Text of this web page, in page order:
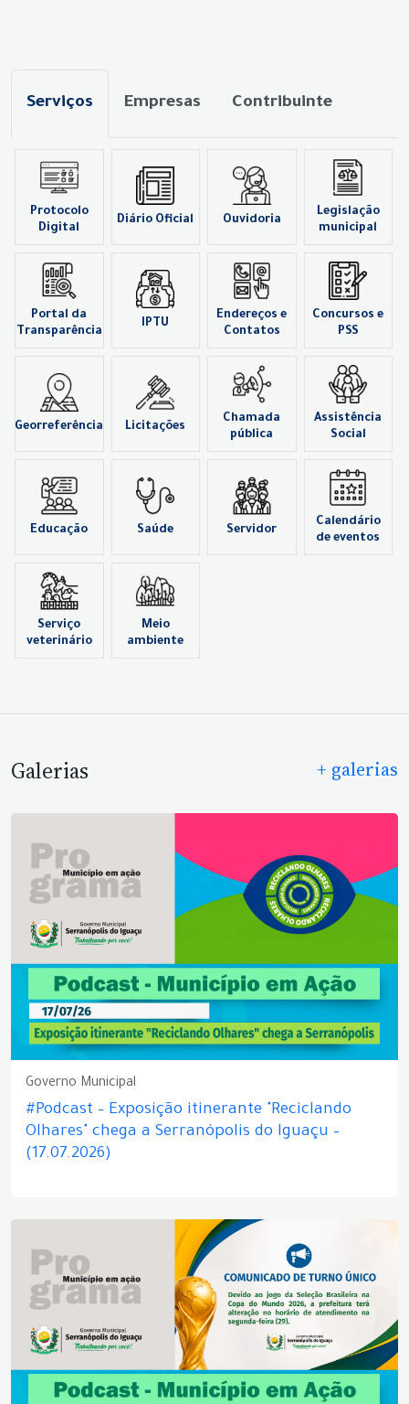
Serviços Empresas Contribuinte
Protocolo
Digital
Diário Oficial Ouvidoria
Legislação
municipal
Portal da
Transparência
IPTU
Endereços e
Contatos
Concursos e
PSS
Georreferência Licitações
Chamada
pública
Assistência
Social
Educação Saúde Servidor
Calendário
de eventos
Serviço
veterinário
Meio
ambiente
Galerias + galerias
Governo Municipal
#Podcast – Exposição itinerante "Reciclando
Olhares" chega a Serranópolis do Iguaçu –
(17.07.2026)